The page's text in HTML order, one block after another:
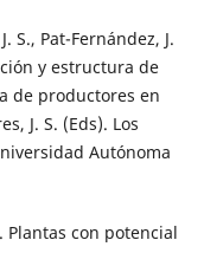
S., Pat-Fernández, J.
y estructura de
de productores en
J. S. (Eds). Los
Autónoma
Plantas con potencial